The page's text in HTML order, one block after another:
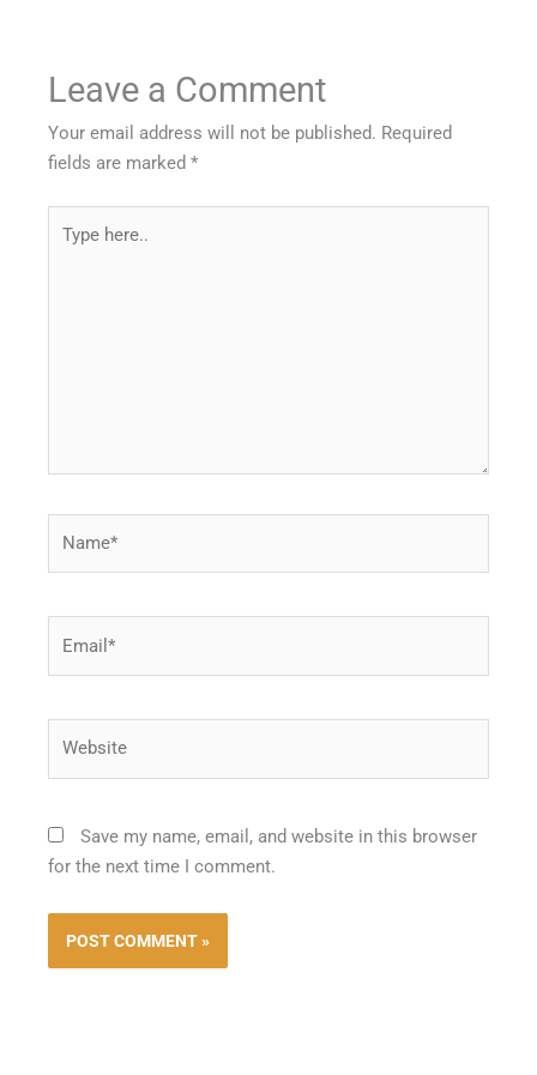
Leave a Comment
Your email address will not be published. Required
fields are marked*
here..
Save my name, email, and website in this browser
for the next time I comment.